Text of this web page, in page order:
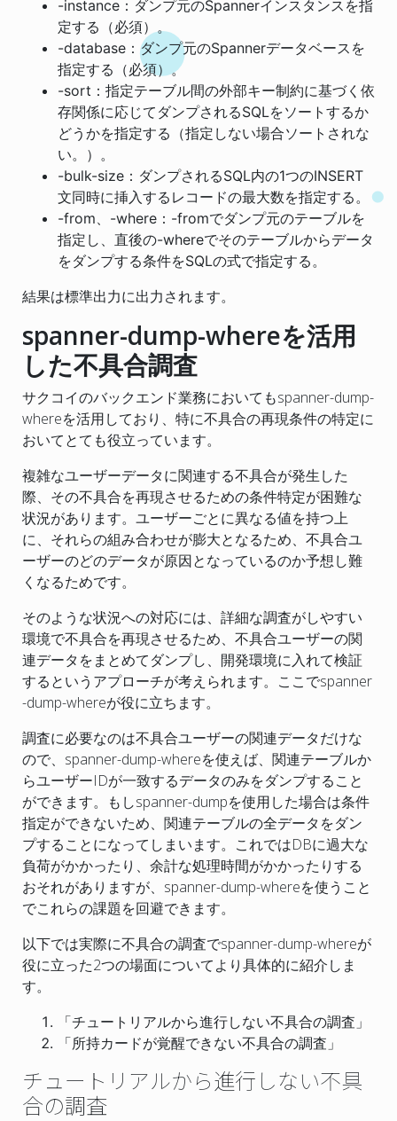
-instance：ダンプ元のSpannerインスタンスを指
定する（必須）。
-database：ダンプ元のSpannerデータベースを
指定する（必須）。
-sort：指定テーブル間の外部キー制約に基づく依
存関係に応じてダンプされるSQLをソートするか
どうかを指定する（指定しない場合ソートされな
い。）。
-bulk-size：ダンプされるSQL内の1つのINSERT
文同時に挿入するレコードの最大数を指定する。
-from、-where：-fromでダンプ元のテーブルを
指定し、直後の-whereでそのテーブルからデータ
をダンプする条件をSQLの式で指定する。
結果は標準出力に出力されます。
spanner-dump-whereを活用
した不具合調査
サクコイのバックエンド業務においてもspanner-dump-
whereを活用しており、特に不具合の再現条件の特定に
おいてとても役立っています。
複雑なユーザーデータに関連する不具合が発生した
際、その不具合を再現させるための条件特定が困難な
状況があります。ユーザーごとに異なる値を持つ上
に、それらの組み合わせが膨大となるため、不具合ユ
ーザーのどのデータが原因となっているのか予想し難
くなるためです。
そのような状況への対応には、詳細な調査がしやすい
環境で不具合を再現させるため、不具合ユーザーの関
連データをまとめてダンプし、開発環境に入れて検証
するというアプローチが考えられます。ここでspanner
-dump-whereが役に立ちます。
調査に必要なのは不具合ユーザーの関連データだけな
ので、spanner-dump-whereを使えば、関連テーブルか
らユーザーIDが一致するデータのみをダンプすること
ができます。もしspanner-dumpを使用した場合は条件
指定ができないため、関連テーブルの全データをダン
プすることになってしまいます。これではDBに過大な
負荷がかかったり、余計な処理時間がかかったりする
おそれがありますが、spanner-dump-whereを使うこと
でこれらの課題を回避できます。
以下では実際に不具合の調査でspanner-dump-whereが
役に立った2つの場面についてより具体的に紹介しま
す。
「チュートリアルから進行しない不具合の調査」
「所持カードが覚醒できない不具合の調査」
チュートリアルから進行しない不具
合の調査